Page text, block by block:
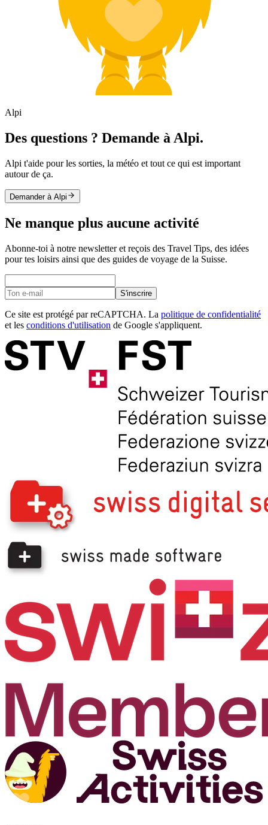
Alpi
Des questions ? Demande à Alpi.
Alpi t'aide pour les sorties, la météo et tout ce qui est important
autour de ça.
Demander à Alpi
Ne manque plus aucune activité
Abonne-toi à notre newsletter et reçois des Travel Tips, des idées
pour tes loisirs ainsi que des guides de voyage de la Suisse.
S'inscrire
Ce site est protégé par reCAPTCHA. La politique de confidentialité
et les conditions d'utilisation de Google s'appliquent.